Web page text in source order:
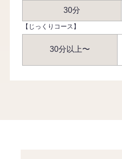
30分
【じっくりコース】
30分以上〜